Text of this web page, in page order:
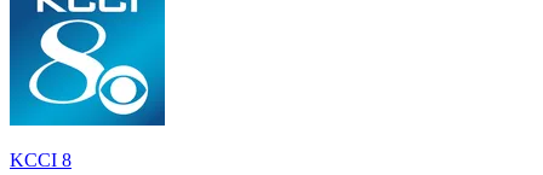
KCCI 8